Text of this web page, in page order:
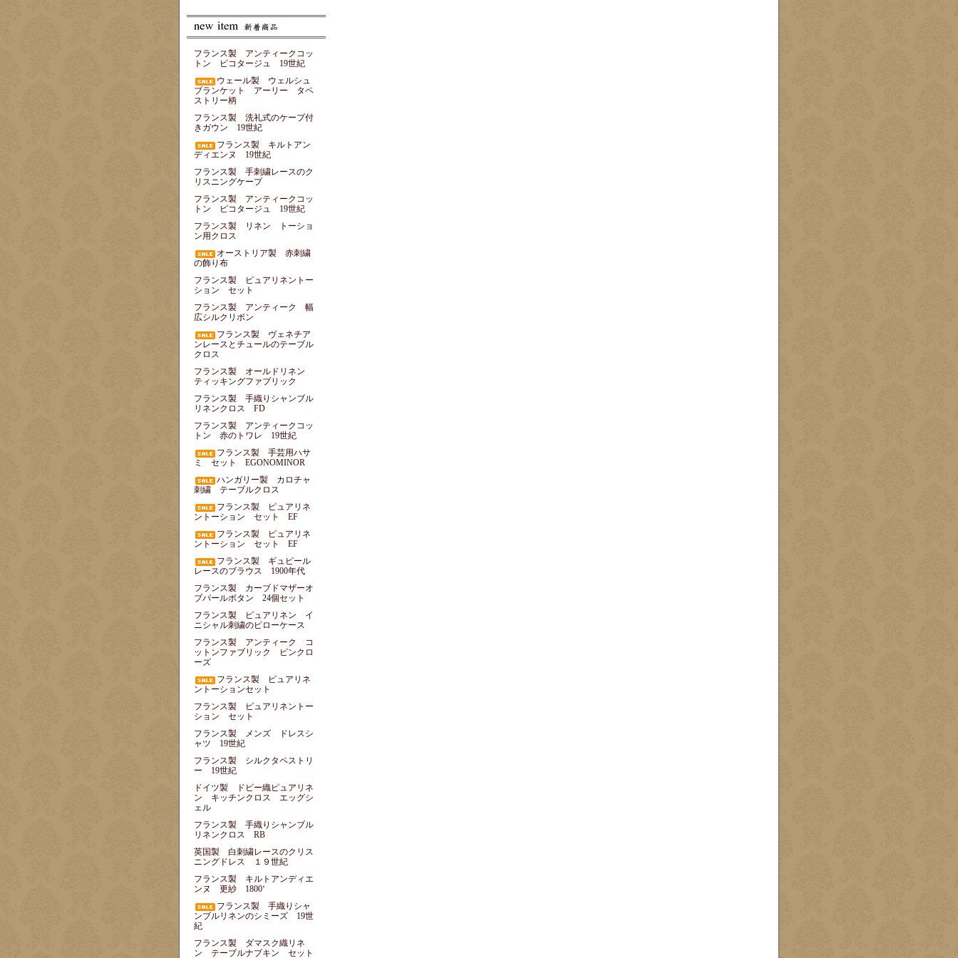
フランス製 アンティークコッ
トン ピコタージュ 19世紀
ウェール製 ウェルシュ
ブランケット アーリー タペ
ストリー柄
フランス製 洗礼式のケープ付
きガウン 19世紀
フランス製 キルトアン
ディエンヌ 19世紀
フランス製 手刺繍レースのク
リスニングケープ
フランス製 アンティークコッ
トン ピコタージュ 19世紀
フランス製 リネン トーショ
ン用クロス
オーストリア製 赤刺繍
の飾り布
フランス製 ピュアリネントー
ション セット
フランス製 アンティーク 幅
広シルクリボン
フランス製 ヴェネチア
ンレースとチュールのテーブル
クロス
フランス製 オールドリネン
ティッキングファブリック
フランス製 手織りシャンブル
リネンクロス FD
フランス製 アンティークコッ
トン 赤のトワレ 19世紀
フランス製 手芸用ハサ
ミ セット EGONOMINOR
ハンガリー製 カロチャ
刺繍 テーブルクロス
フランス製 ピュアリネ
ントーション セット EF
フランス製 ピュアリネ
ントーション セット EF
フランス製 ギュピール
レースのブラウス 1900年代
フランス製 カーブドマザーオ
ブパールボタン 24個セット
フランス製 ピュアリネン イ
ニシャル刺繍のピローケース
フランス製 アンティーク コ
ットンファブリック ピンクロ
ーズ
フランス製 ピュアリネ
ントーションセット
フランス製 ピュアリネントー
ション セット
フランス製 メンズ ドレスシ
ャツ 19世紀
フランス製 シルクタペストリ
ー 19世紀
ドイツ製 ドビー織ピュアリネ
ン キッチンクロス エッグシ
ェル
フランス製 手織りシャンブル
リネンクロス RB
英国製 白刺繍レースのクリス
ニングドレス １９世紀
フランス製 キルトアンディエ
ンヌ 更紗 1800‘
フランス製 手織りシャ
ンブルリネンのシミーズ 19世
紀
フランス製 ダマスク織リネ
ン テーブルナプキン セット